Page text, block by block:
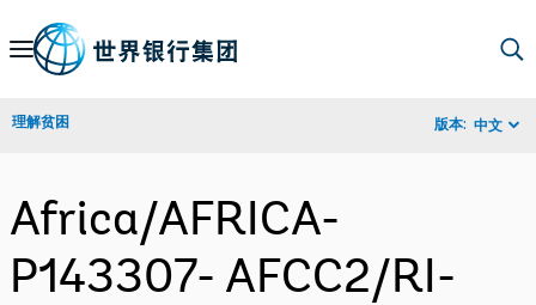
Skip
Navigation
理解贫困 版本: 中文
Africa/AFRICA-
P143307- AFCC2/RI-